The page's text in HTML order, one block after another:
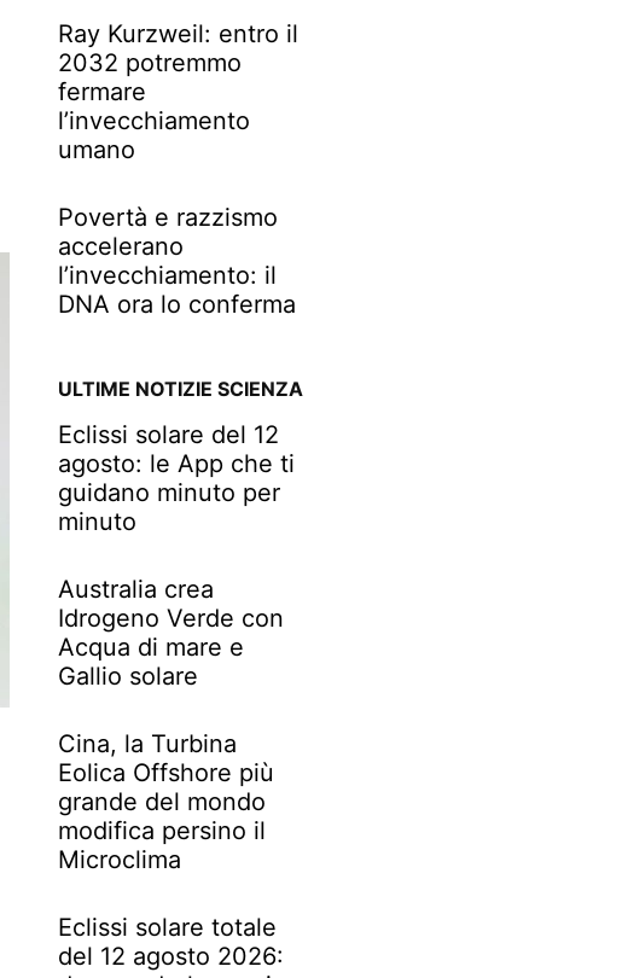
Ray Kurzweil: entro il
2032 potremmo
fermare
l’invecchiamento
umano
Povertà e razzismo
accelerano
l’invecchiamento: il
DNA ora lo conferma
ULTIME NOTIZIE SCIENZA
Eclissi solare del 12
agosto: le App che ti
guidano minuto per
minuto
Australia crea
Idrogeno Verde con
Acqua di mare e
Gallio solare
Cina, la Turbina
Eolica Offshore più
grande del mondo
modifica persino il
Microclima
Eclissi solare totale
del 12 agosto 2026: